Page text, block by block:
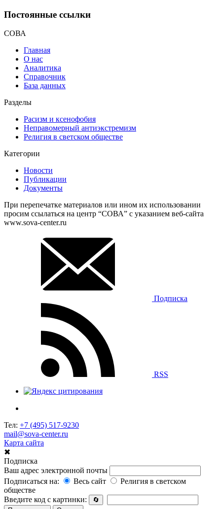
Постоянные ссылки
СОВА
Главная
О нас
Аналитика
Справочник
База данных
Разделы
Расизм и ксенофобия
Неправомерный антиэкстремизм
Религия в светском обществе
Категории
Новости
Публикации
Документы
При перепечатке материалов или ином их использовании
просим ссылаться на центр “СОВА” с указанием веб-сайта
www.sova-center.ru
Подписка
RSS
Тел: +7 (495) 517-9230
mail@sova-center.ru
Карта сайта
✖
Подписка
Ваш адрес электронной почты
Подписаться на:
Весь сайт
Религия в светском
обществе
Введите код с картинки:
🔄